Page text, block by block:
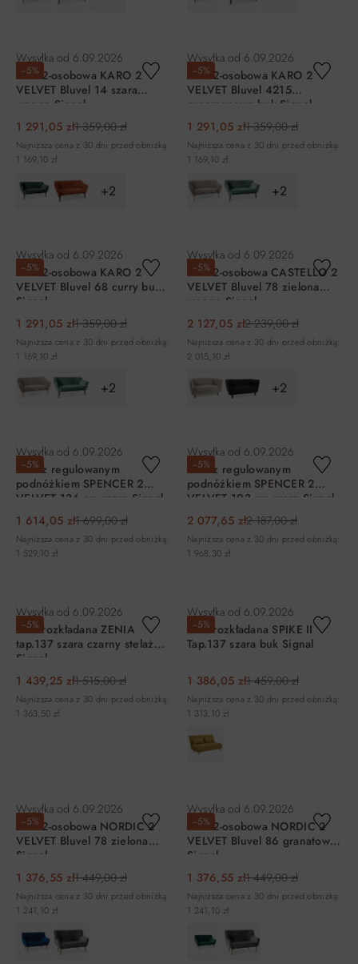
−5%
Wysyłka od 6.09.2026
Sofa 2-osobowa KARO 2
VELVET Bluvel 14 szara
wenge Signal
1 291,05 zł1 359,00 zł
Najniższa cena z 30 dni przed obniżką:
1 169,10 zł
+2
−5%
Wysyłka od 6.09.2026
Sofa 2-osobowa KARO 2
VELVET Bluvel 4215
cynamonowa buk Signal
1 291,05 zł1 359,00 zł
Najniższa cena z 30 dni przed obniżką:
1 169,10 zł
+2
−5%
Wysyłka od 6.09.2026
Sofa 2-osobowa KARO 2
VELVET Bluvel 68 curry buk
Signal
1 291,05 zł1 359,00 zł
Najniższa cena z 30 dni przed obniżką:
1 169,10 zł
+2
−5%
Wysyłka od 6.09.2026
Sofa 2-osobowa CASTELLO 2
VELVET Bluvel 78 zielona
wenge Signal
2 127,05 zł2 239,00 zł
Najniższa cena z 30 dni przed obniżką:
2 015,10 zł
+2
−5%
Wysyłka od 6.09.2026
Sofa z regulowanym
podnóżkiem SPENCER 2
VELVET 136 cm szara Signal
1 614,05 zł1 699,00 zł
Najniższa cena z 30 dni przed obniżką:
1 529,10 zł
−5%
Wysyłka od 6.09.2026
Sofa z regulowanym
podnóżkiem SPENCER 2
VELVET 193 cm szara Signal
2 077,65 zł2 187,00 zł
Najniższa cena z 30 dni przed obniżką:
1 968,30 zł
−5%
Wysyłka od 6.09.2026
Sofa rozkładana ZENIA
tap.137 szara czarny stelaż
Signal
1 439,25 zł1 515,00 zł
Najniższa cena z 30 dni przed obniżką:
1 363,50 zł
−5%
Wysyłka od 6.09.2026
Sofa rozkładana SPIKE II
Tap.137 szara buk Signal
1 386,05 zł1 459,00 zł
Najniższa cena z 30 dni przed obniżką:
1 313,10 zł
−5%
Wysyłka od 6.09.2026
Sofa 2-osobowa NORDIC 2
VELVET Bluvel 78 zielona
Signal
1 376,55 zł1 449,00 zł
Najniższa cena z 30 dni przed obniżką:
1 241,10 zł
−5%
Wysyłka od 6.09.2026
Sofa 2-osobowa NORDIC 2
VELVET Bluvel 86 granatowa
Signal
1 376,55 zł1 449,00 zł
Najniższa cena z 30 dni przed obniżką:
1 241,10 zł